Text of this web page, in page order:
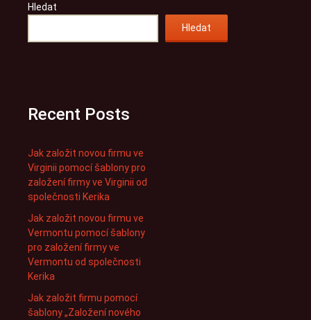
Hledat
Hledat
Recent Posts
Jak založit novou firmu ve
Virginii pomocí šablony pro
založení firmy ve Virginii od
společnosti Kerika
Jak založit novou firmu ve
Vermontu pomocí šablony
pro založení firmy ve
Vermontu od společnosti
Kerika
Jak založit firmu pomocí
šablony „Založení nového